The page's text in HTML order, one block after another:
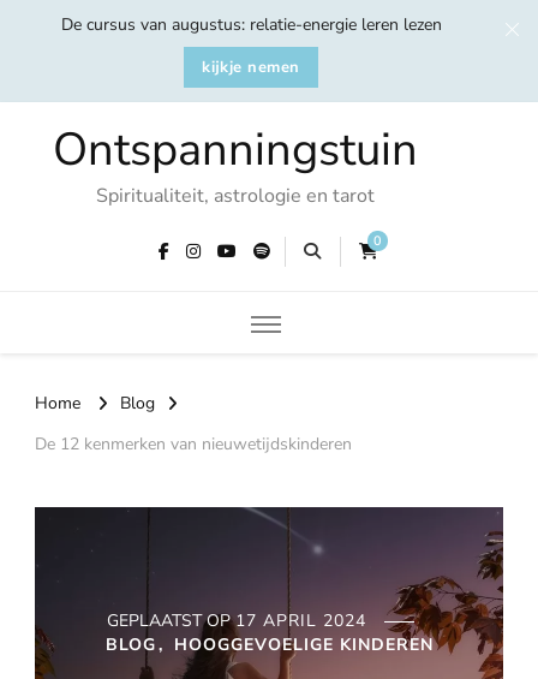
De cursus van augustus: relatie-energie leren lezen
kijkje nemen
Ontspanningstuin
Spiritualiteit, astrologie en tarot
0
Home
Blog
De 12 kenmerken van nieuwetijdskinderen
GEPLAATST OP17 APRIL 2024
BLOG
HOOGGEVOELIGE KINDEREN